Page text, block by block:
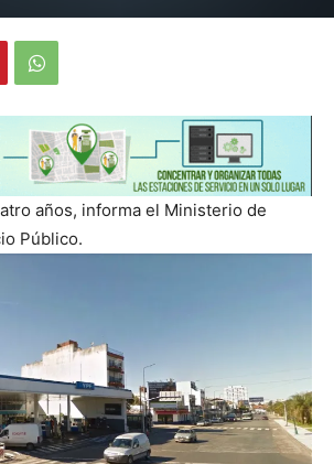
años, informa el Ministerio de
Público.